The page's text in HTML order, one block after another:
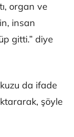
organ ve
insan
gitti.” diye
da ifade
şöyle